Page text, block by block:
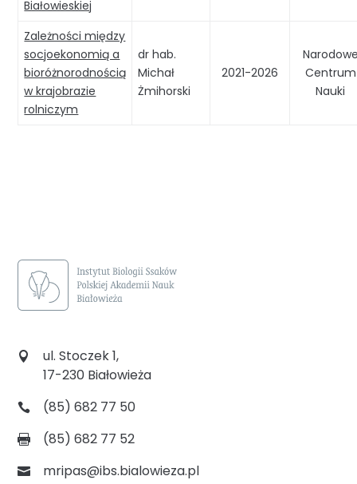
Białowieskiej
Zależności między
socjoekonomią a
bioróżnorodnością
w krajobrazie
rolniczym
dr hab.
Michał
Żmihorski
2021-2026
Centrum
Nauki
ul. Stoczek 1,
17-230 Białowieża
(85) 682 77 50
(85) 682 77 52
mripas@ibs.bialowieza.pl